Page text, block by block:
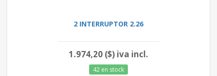
2 INTERRUPTOR 2.26
1.974,20 ($) iva incl.
42 en stock